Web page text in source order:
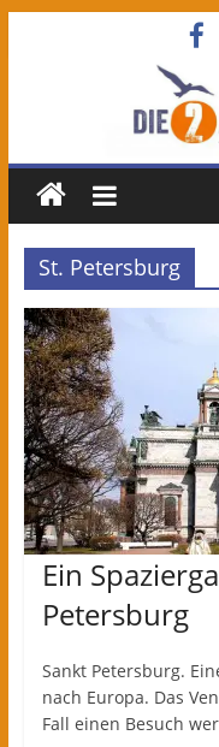
St. Petersburg
Ein
Petersburg
Sankt Petersburg.
nach Europa. Das
Fall einen Besuch